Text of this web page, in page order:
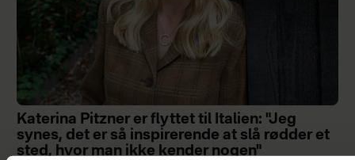
Katerina Pitzner er flyttet til Italien: "Jeg
synes, det er så inspirerende at slå rødder et
sted, hvor man ikke kender nogen"